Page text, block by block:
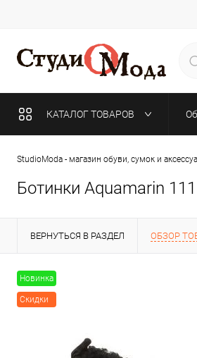
КАТАЛОГ ТОВАРОВ
StudioModa - магазин обуви, сумок и
Ботинки Aquamarin
ВЕРНУТЬСЯ В РАЗДЕЛ ОБЗОР
Новинка
Скидки